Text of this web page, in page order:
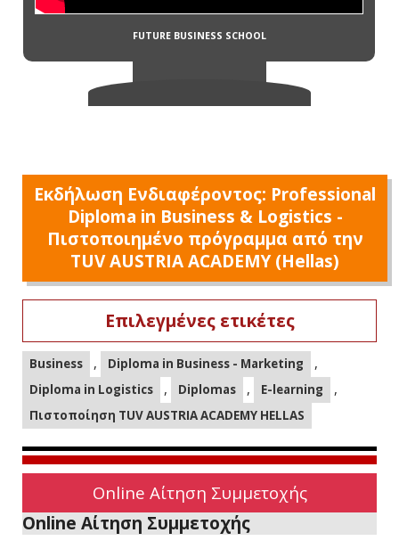
Εκδήλωση Ενδιαφέροντος: Professional
Diploma in Business & Logistics -
Πιστοποιημένο πρόγραμμα από την
TUV AUSTRIA ACADEMY (Hellas)
Επιλεγμένες ετικέτες
Business , Diploma in Business - Marketing ,
Diploma in Logistics , Diplomas , E-learning ,
Πιστοποίηση TUV AUSTRIA ACADEMY HELLAS
Online Αίτηση Συμμετοχής
Online Αίτηση Συμμετοχής